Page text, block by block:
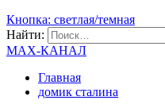
Кнопка: светлая/темная
Найти:
MAX-КАНАЛ
Главная
домик сталина